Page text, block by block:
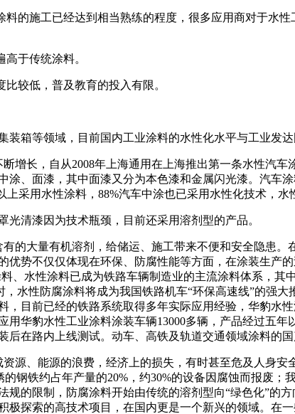
的施工已经达到相当熟练的程度，很多应用商对于水
于传统涂料。
较低，普及教育的投入有限。
箱等领域，目前国内工业涂料的水性化水平与工业发达
增长，自从2008年上海通用在上海推出第一条水性汽
、面漆，其中面漆又分为本色漆和金属闪光漆。汽车
采用水性涂料，88%汽车中涂也已采用水性化技术，水
清漆因为技术瓶颈，目前还采用溶剂型的产品。
的大量有机溶剂，给储运、施工带来不便和安全隐患
优势不仅仅体现在环保、防腐性能等方面，在涂装生产
、水性涂料已成为铁路车辆制造业的主流涂料体系，其
水性防腐涂料将成为我国铁路机车“环保高速线”的强
，目前已经的铁路系统取得多年实际应用经验，华豹水
用华豹水性工业涂料涂装车辆13000多辆，产品经过五
在路内上线测试。动车、高铁及轨道交通领域涂料的
源、能源的浪费，经济上的损失，有时甚至危及人身
钢铁约占年产量的20%，约30%的设备因腐蚀而报废
的限制，防腐涂料开始由传统的溶剂型向“绿色化”的
探索的高技术项目，在国内更是一个新兴的领域。在